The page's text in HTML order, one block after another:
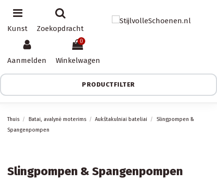
Kunst Zoekopdracht
Aanmelden
0
Winkelwagen
PRODUCTFILTER
Thuis Batai, avalynė moterims Aukštakulniai bateliai
Slingpompen &
Spangenpompen
Slingpompen & Spangenpompen